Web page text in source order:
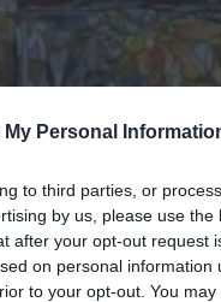
My Personal
to third parties, or
by us, please use the
after your opt-out request
on personal information
to your opt-out. You
2026 ΕΩΣ: 30/09/2026
/ΔΩΡΕΑΝ ΕΚΔΗΛΩΣΕΙΣ
Ομαδική